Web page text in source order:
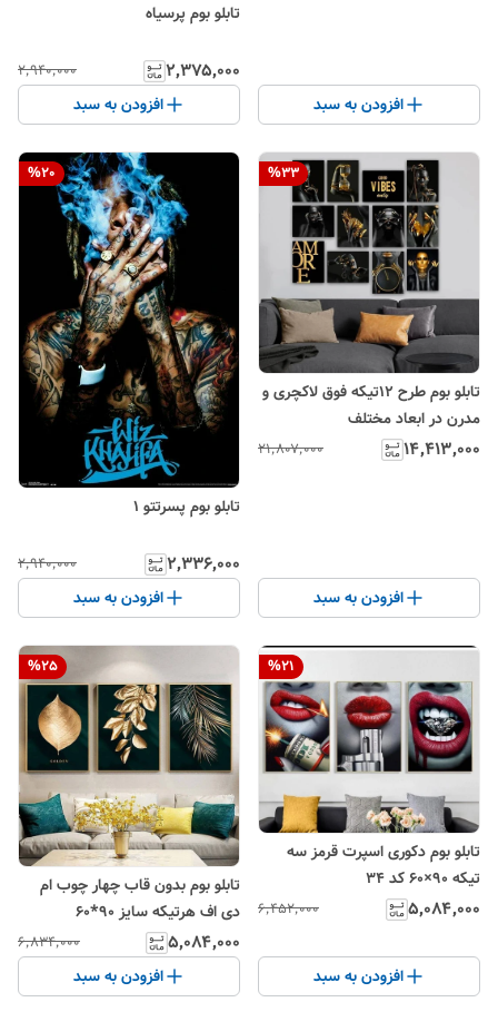
افزودن به سبد
تابلو بوم پرسیاه
۲٬۳۷۵٬۰۰۰ ۲٬۹۴۰٬۰۰۰
افزودن به سبد
%33
تابلو بوم طرح ۱۲تیکه فوق لاکچری و
مدرن در ابعاد مختلف
۱۴٬۴۱۳٬۰۰۰ ۲۱٬۸۰۷٬۰۰۰
افزودن به سبد
%20
تابلو بوم پسرتتو 1
۲٬۳۳۶٬۰۰۰ ۲٬۹۴۰٬۰۰۰
افزودن به سبد
%21
تابلو بوم دکوری اسپرت قرمز سه
تیکه ۹۰×۶۰ کد ۳۴
۵٬۰۸۴٬۰۰۰ ۶٬۴۵۲٬۰۰۰
افزودن به سبد
%25
تابلو بوم بدون قاب چهار چوب ام
دی اف هرتیکه سایز 90*60
۵٬۰۸۴٬۰۰۰ ۶٬۸۳۴٬۰۰۰
افزودن به سبد